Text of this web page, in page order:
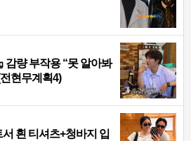
량 부작용 “못 알아봐
현무계획4)
흰 티셔츠+청바지 입